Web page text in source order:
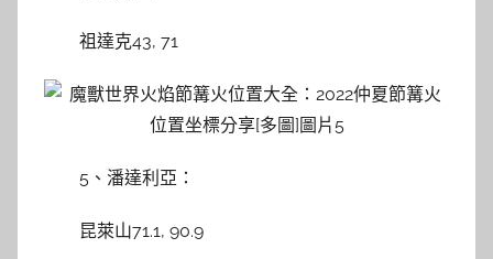
祖達克43, 71
5、潘達利亞：
昆萊山71.1, 90.9